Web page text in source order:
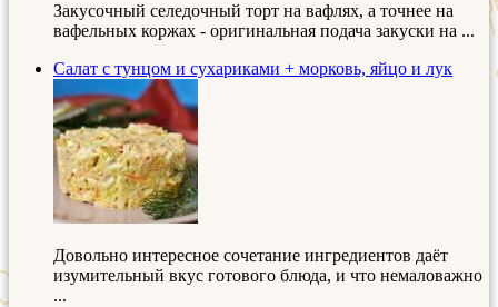
Закусочный селедочный торт на вафлях, а точнее на
вафельных коржах - оригинальная подача закуски на ...
Салат с тунцом и сухариками + морковь, яйцо и лук
Довольно интересное сочетание ингредиентов даёт
изумительный вкус готового блюда, и что немаловажно
...